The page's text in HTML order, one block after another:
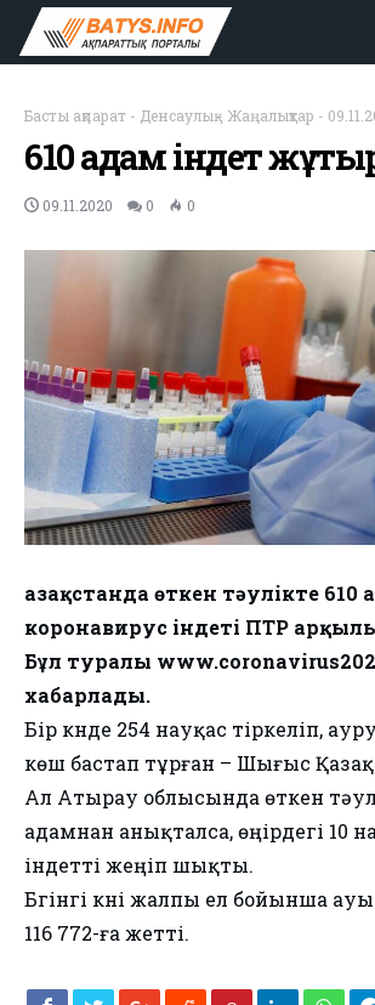
Басты ақпарат - Денсаулық- Жаңалықтар -
610 адам індет
09.11.2020 0 0
Қазақстанда өткен тәулікте 610
коронавирус індеті ПТР
Бұл туралы
хабарлады.
Бір күнде 254 науқас тіркеліп,
көш бастап тұрған – Шығыс
Ал Атырау облысында өткен
адамнан анықталса, өңірдегі 10
індетті жеңіп шықты.
Бүгінгі күні жалпы ел бойынша
116 772-ға жетті.